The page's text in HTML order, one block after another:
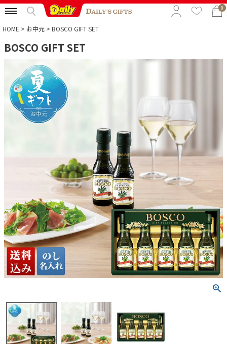
0
特集から選ぶ
予算から選ぶ
カテゴリから選ぶ
贈る相手から選ぶ
HOME お中元 BOSCO GIFT SET
BOSCO GIFT SET